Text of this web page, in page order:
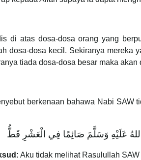
di atas dosa-dosa orang yang
dosa-dosa kecil. Sekiranya mereka
tiada dosa-dosa besar maka akan
berkenaan bahawa Nabi
‌عَلَيْهِ ‌وَسَلَّمَ ‌صَائِمًا ‌فِي ‌الْعَشْرِ ‌قَطُّ
Aku tidak melihat Rasulullah